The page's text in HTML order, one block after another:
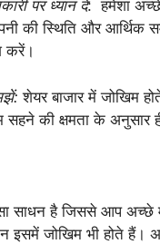
पर ध्यान दें: हमेशा
की स्थिति और आर्थिक
करें।
शेयर बाजार में जोखिम
सहने की क्षमता के अनुसार
साधन है जिससे आप अच्छे
जोखिम भी होते हैं।